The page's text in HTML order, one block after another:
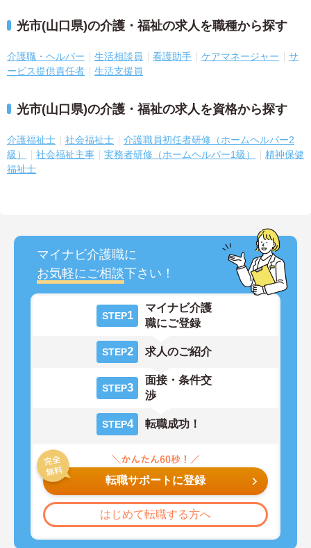
光市(山口県)の介護・福祉の求人を職種から探す
介護職・ヘルパー 生活相談員 看護助手 ケアマネージャー
サ
ービス提供責任者
生活支援員
光市(山口県)の介護・福祉の求人を資格から探す
介護福祉士 社会福祉士
介護職員初任者研修（ホームヘルパー2
級）
社会福祉主事 実務者研修（ホームヘルパー1級）
精神保健
福祉士
マイナビ介護職に
お気軽にご相談下さい！
STEP1
マイナビ介護
職にご登録
STEP2 求人のご紹介
STEP3
面接・条件交
渉
STEP4 転職成功！
転職サポートに登録
はじめて転職する方へ